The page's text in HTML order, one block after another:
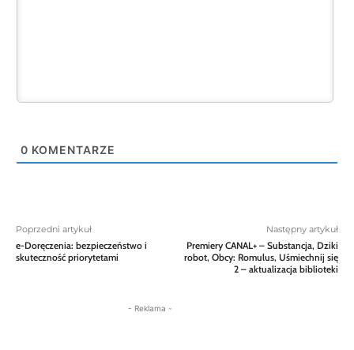
0 KOMENTARZE
Poprzedni artykuł
e-Doręczenia: bezpieczeństwo i
skuteczność priorytetami
Następny artykuł
Premiery CANAL+ – Substancja, Dziki
robot, Obcy: Romulus, Uśmiechnij się
2 – aktualizacja biblioteki
- Reklama -